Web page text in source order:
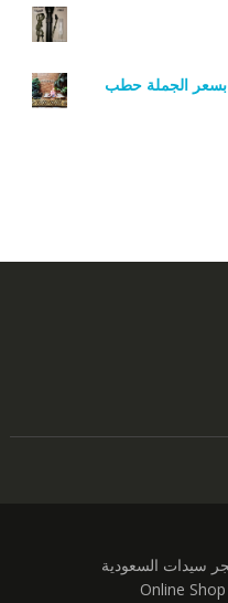
بسعر الجملة حطب
سيدات السعودية
Online